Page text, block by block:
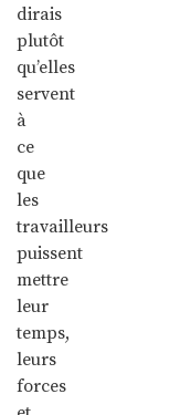
dirais
plutôt
qu’elles
servent
à
ce
que
les
travailleurs
puissent
mettre
leur
temps,
leurs
forces